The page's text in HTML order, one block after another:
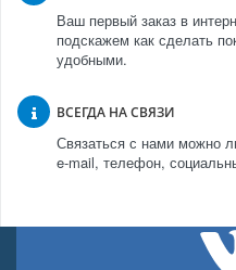
Ваш первый заказ в
подскажем как сделать
удобными.
ВСЕГДА НА СВЯЗИ
Связаться с нами можно
e-mail, телефон,